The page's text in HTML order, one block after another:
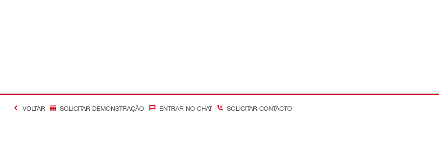
VOLTAR SOLICITAR DEMONSTRAÇÃO ENTRAR NO CHAT SOLICITAR CONTACTO